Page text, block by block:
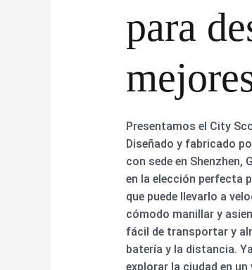
para
Presentamos el City
Diseñado y fabricado
con sede en
en la elección perfecta
que puede llevarlo a
cómodo manillar y
fácil de transportar y
batería y la distancia.
explorar la ciudad en